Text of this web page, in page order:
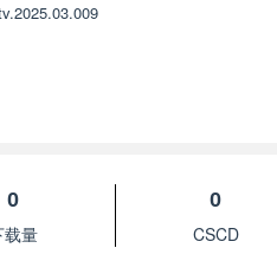
0
载量
0
CSCD